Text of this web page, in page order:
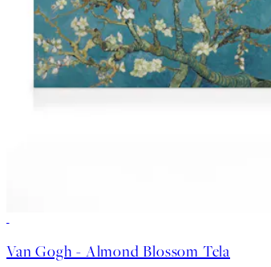
Van Gogh - Almond Blossom Tela